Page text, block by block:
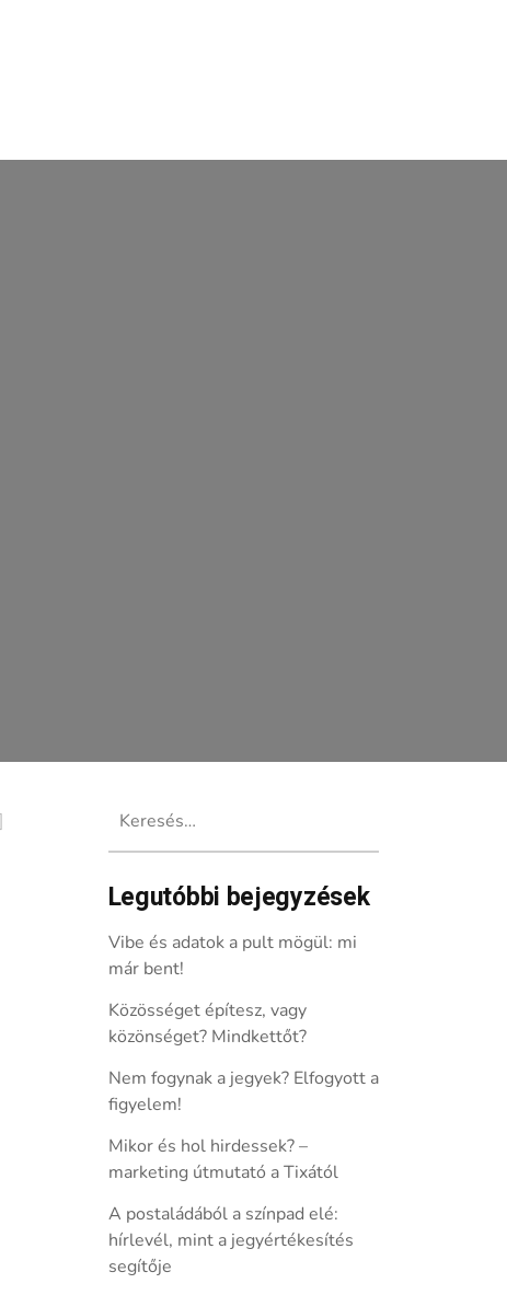
Legutóbbi bejegyzések
Vibe és adatok a pult mögül: mi
már bent!
Közösséget építesz, vagy
közönséget? Mindkettőt?
Nem fogynak a jegyek? Elfogyott a
figyelem!
Mikor és hol hirdessek? –
marketing útmutató a Tixától
A postaládából a színpad elé:
hírlevél, mint a jegyértékesítés
segítője